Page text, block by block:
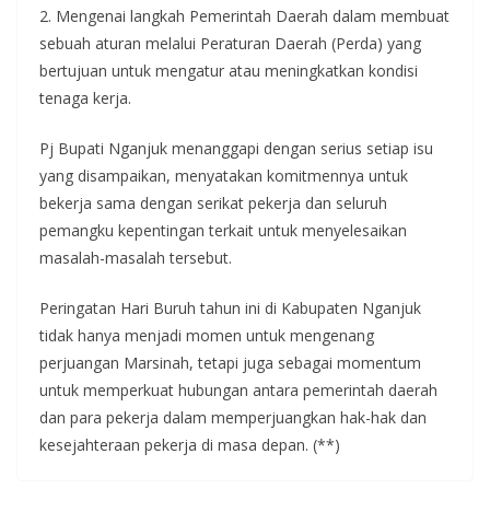
2. Mengenai langkah Pemerintah Daerah dalam membuat
sebuah aturan melalui Peraturan Daerah (Perda) yang
bertujuan untuk mengatur atau meningkatkan kondisi
tenaga kerja.
Pj Bupati Nganjuk menanggapi dengan serius setiap isu
yang disampaikan, menyatakan komitmennya untuk
bekerja sama dengan serikat pekerja dan seluruh
pemangku kepentingan terkait untuk menyelesaikan
masalah-masalah tersebut.
Peringatan Hari Buruh tahun ini di Kabupaten Nganjuk
tidak hanya menjadi momen untuk mengenang
perjuangan Marsinah, tetapi juga sebagai momentum
untuk memperkuat hubungan antara pemerintah daerah
dan para pekerja dalam memperjuangkan hak-hak dan
kesejahteraan pekerja di masa depan. (**)